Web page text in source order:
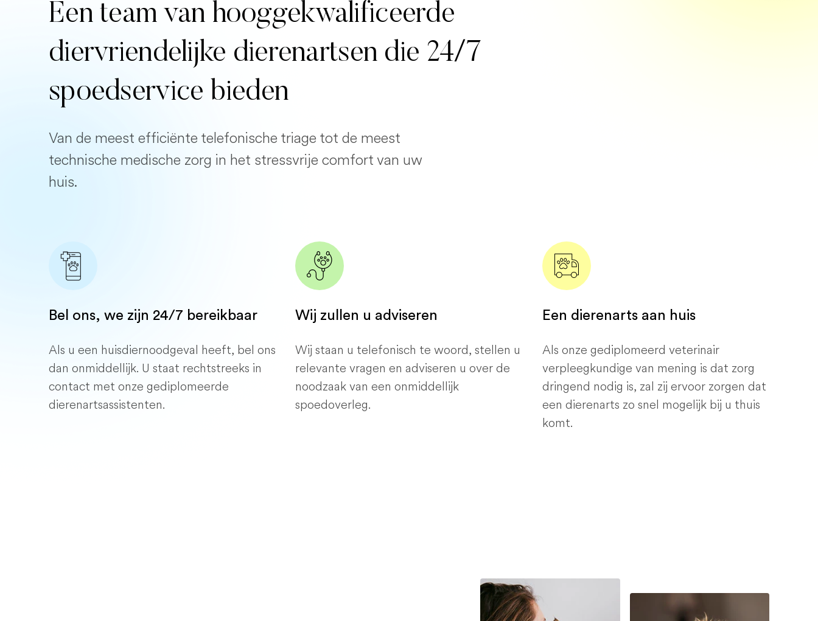
Een team van hooggekwalificeerde
diervriendelijke dierenartsen die 24/7
spoedservice bieden
Van de meest efficiënte telefonische triage tot de meest
technische medische zorg in het stressvrije comfort van uw
huis.
Bel ons, we zijn 24/7 bereikbaar
Als u een huisdiernoodgeval heeft, bel ons
dan onmiddellijk. U staat rechtstreeks in
contact met onze gediplomeerde
dierenartsassistenten.
Wij zullen u adviseren
Wij staan ​​u telefonisch te woord, stellen u
relevante vragen en adviseren u over de
noodzaak van een onmiddellijk
spoedoverleg.
Een dierenarts aan huis
Als onze gediplomeerd veterinair
verpleegkundige van mening is dat zorg
dringend nodig is, zal zij ervoor zorgen dat
een dierenarts zo snel mogelijk bij u thuis
komt.